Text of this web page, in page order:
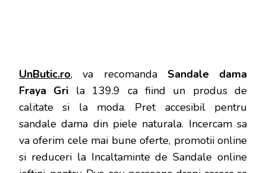
UnButic.ro, va recomanda Sandale dama
Fraya Gri la 139.9 ca fiind un produs de
calitate si la moda. Pret accesibil pentru
sandale dama din piele naturala. Incercam sa
va oferim cele mai bune oferte, promotii online
si reduceri la Incaltaminte de Sandale online